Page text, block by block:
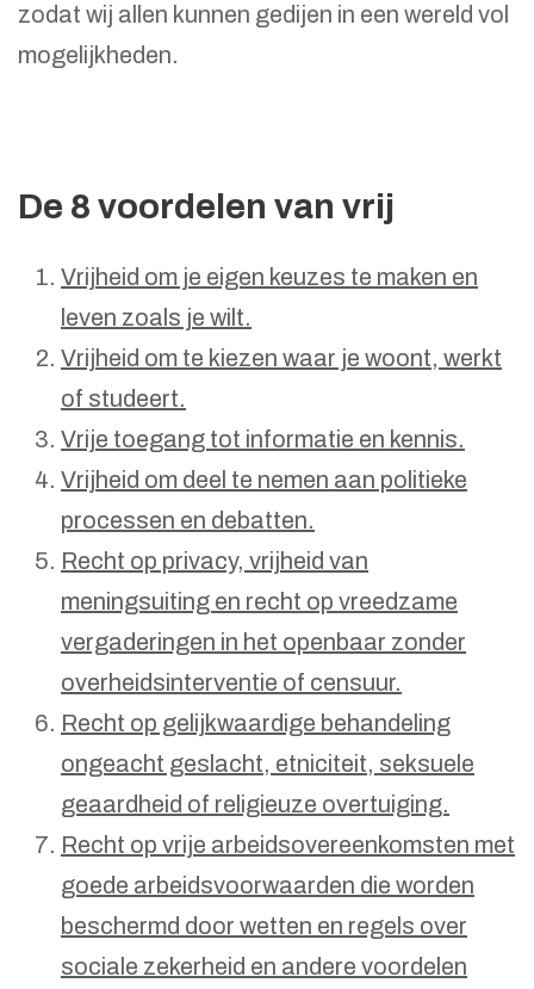
zodat wij allen kunnen gedijen in een wereld vol
mogelijkheden.
De 8 voordelen van vrij
Vrijheid om je eigen keuzes te maken en
leven zoals je wilt.
Vrijheid om te kiezen waar je woont, werkt
of studeert.
Vrije toegang tot informatie en kennis.
Vrijheid om deel te nemen aan politieke
processen en debatten.
Recht op privacy, vrijheid van
meningsuiting en recht op vreedzame
vergaderingen in het openbaar zonder
overheidsinterventie of censuur.
Recht op gelijkwaardige behandeling
ongeacht geslacht, etniciteit, seksuele
geaardheid of religieuze overtuiging.
Recht op vrije arbeidsovereenkomsten met
goede arbeidsvoorwaarden die worden
beschermd door wetten en regels over
sociale zekerheid en andere voordelen